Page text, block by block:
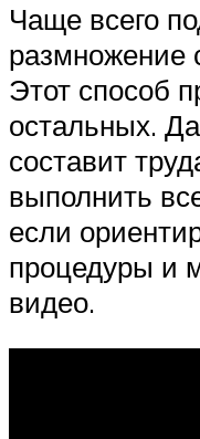
Чаще всего
размножение
Этот способ
остальных.
составит
выполнить
если
процедуры и
видео.